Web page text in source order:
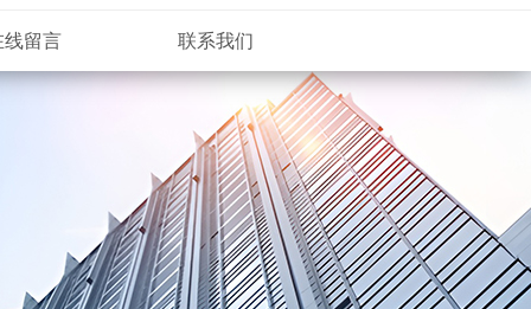
线留言 联系我们